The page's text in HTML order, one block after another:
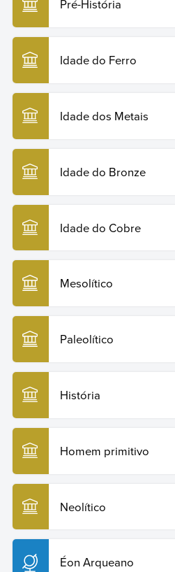
Pré-História
Idade do Ferro
Idade dos Metais
Idade do Bronze
Idade do Cobre
Mesolítico
Paleolítico
História
Homem primitivo
Neolítico
Éon Arqueano